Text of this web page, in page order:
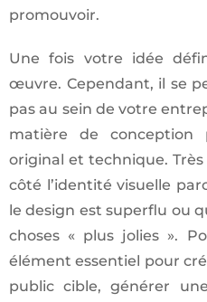
promouvoir.
Une fois votre idée
œuvre. Cependant, il se
pas au sein de votre
matière de
original et technique.
côté l’identité visuelle
le design est superflu ou
choses « plus jolies ».
élément essentiel pour
public cible, générer